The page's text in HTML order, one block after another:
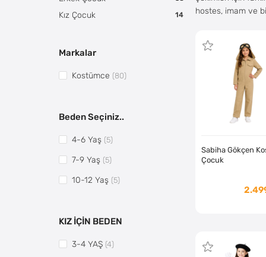
hostes, imam ve
Sabiha Gökçen
Çocuk
Kız Çocuk 14
Markalar
Kostümce (80)
Beden Seçiniz..
4-6 Yaş (5)
7-9 Yaş (5)
10-12 Yaş (5)
KIZ İÇİN BEDEN
3-4 YAŞ (4)